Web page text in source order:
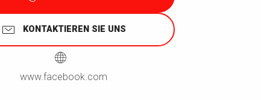
KONTAKTIEREN SIE UNS
www.facebook.com